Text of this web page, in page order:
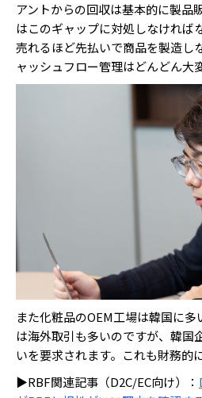
アントからの回収は基本的に製品
はこのギャップに対処しなければ
売れるほど先払いで商品を製造し
ャッシュフロー管理はどんどん大
また化粧品のOEM工場は韓国に
は海外取引も多いのですが、韓国
いを要求されます。これも財務的
▶RBF関連記事（D2C/EC向け）：